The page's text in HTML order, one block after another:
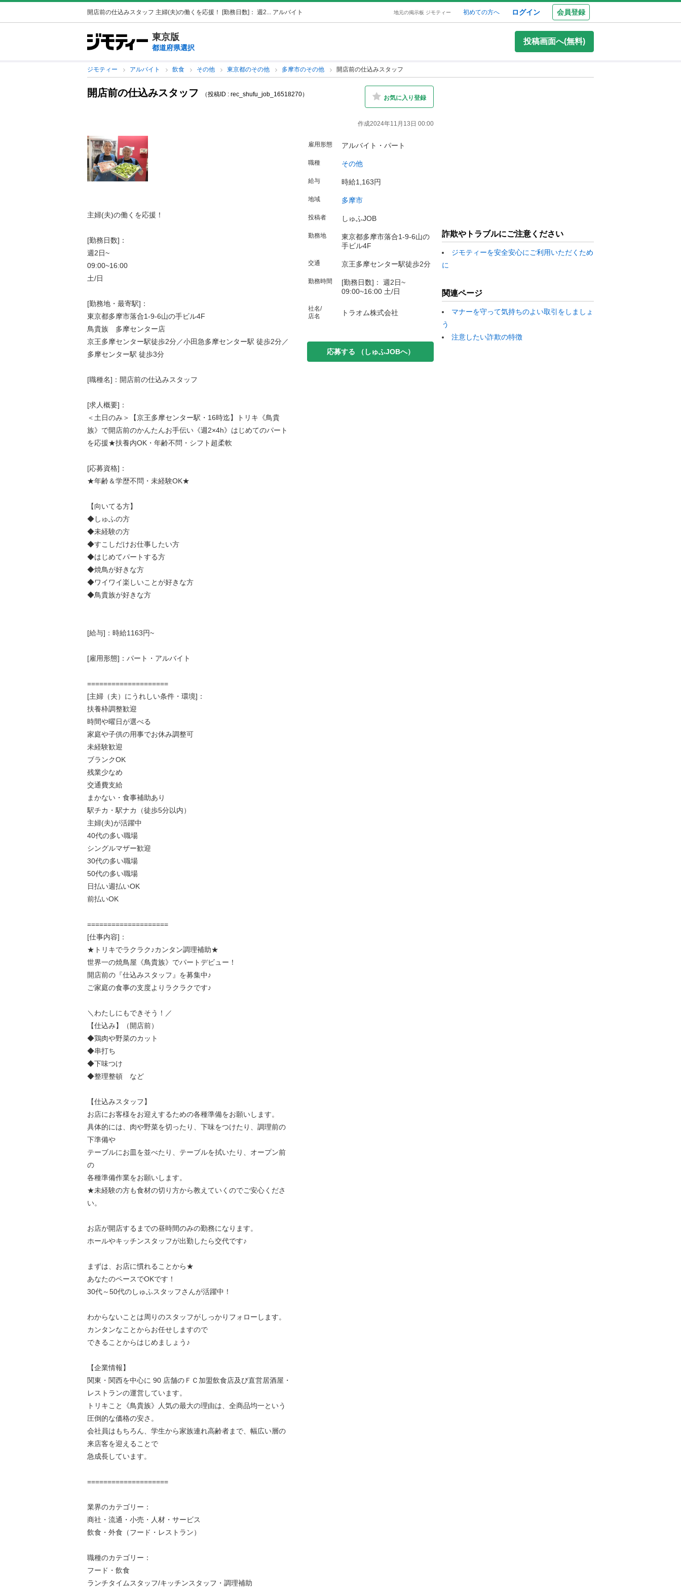
開店前の仕込みスタッフ 主婦(夫)の働くを応援！ [勤務日数]： 週2... アルバイト 地元の掲示板 ジモティー 初めての方へ ログイン 会員登録
東京版
都道府県選択
投稿画面へ(無料)
ジモティー アルバイト 飲食 その他 東京都のその他 多摩市のその他 開店前の仕込みスタッフ
開店前の仕込みスタッフ （投稿ID : rec_shufu_job_16518270） お気に入り登録
作成2024年11月13日 00:00
主婦(夫)の働くを応援！
[勤務日数]：
週2日~
09:00~16:00
土/日
[勤務地・最寄駅]：
東京都多摩市落合1-9-6山の手ビル4F
鳥貴族 多摩センター店
京王多摩センター駅徒歩2分／小田急多摩センター駅 徒歩2分／
多摩センター駅 徒歩3分
[職種名]：開店前の仕込みスタッフ
[求人概要]：
＜土日のみ＞【京王多摩センター駅・16時迄】トリキ《鳥貴
族》で開店前のかんたんお手伝い《週2×4h》はじめてのパート
を応援★扶養内OK・年齢不問・シフト超柔軟
[応募資格]：
★年齢＆学歴不問・未経験OK★
【向いてる方】
◆しゅふの方
◆未経験の方
◆すこしだけお仕事したい方
◆はじめてパートする方
◆焼鳥が好きな方
◆ワイワイ楽しいことが好きな方
◆鳥貴族が好きな方
[給与]：時給1163円~
[雇用形態]：パート・アルバイト
====================
[主婦（夫）にうれしい条件・環境]：
扶養枠調整歓迎
時間や曜日が選べる
家庭や子供の用事でお休み調整可
未経験歓迎
ブランクOK
残業少なめ
交通費支給
まかない・食事補助あり
駅チカ・駅ナカ（徒歩5分以内）
主婦(夫)が活躍中
40代の多い職場
シングルマザー歓迎
30代の多い職場
50代の多い職場
日払い週払いOK
前払いOK
====================
[仕事内容]：
★トリキでラクラク♪カンタン調理補助★
世界一の焼鳥屋《鳥貴族》でパートデビュー！
開店前の『仕込みスタッフ』を募集中♪
ご家庭の食事の支度よりラクラクです♪
＼わたしにもできそう！／
【仕込み】（開店前）
◆鶏肉や野菜のカット
◆串打ち
◆下味つけ
◆整理整頓 など
【仕込みスタッフ】
お店にお客様をお迎えするための各種準備をお願いします。
具体的には、肉や野菜を切ったり、下味をつけたり、調理前の
下準備や
テーブルにお皿を並べたり、テーブルを拭いたり、オープン前
の
各種準備作業をお願いします。
★未経験の方も食材の切り方から教えていくのでご安心くださ
い。
お店が開店するまでの昼時間のみの勤務になります。
ホールやキッチンスタッフが出勤したら交代です♪
まずは、お店に慣れることから★
あなたのペースでOKです！
30代～50代のしゅふスタッフさんが活躍中！
わからないことは周りのスタッフがしっかりフォローします。
カンタンなことからお任せしますので
できることからはじめましょう♪
【企業情報】
関東・関西を中心に 90 店舗のＦＣ加盟飲食店及び直営居酒屋・
レストランの運営しています。
トリキこと《鳥貴族》人気の最大の理由は、全商品均一という
圧倒的な価格の安さ。
会社員はもちろん、学生から家族連れ高齢者まで、幅広い層の
来店客を迎えることで
急成長しています。
====================
業界のカテゴリー：
商社・流通・小売・人材・サービス
飲食・外食（フード・レストラン）
職種のカテゴリー：
フード・飲食
ランチタイムスタッフ/キッチンスタッフ・調理補助
雇用形態 アルバイト・パート
職種 その他
給与 時給1,163円
地域 多摩市
投稿者 しゅふJOB
勤務地
東京都多摩市落合1-9-6山の
手ビル4F
交通 京王多摩センター駅徒歩2分
勤務時間
[勤務日数]： 週2日~
09:00~16:00 土/日
社名/
店名
トラオム株式会社
応募する （しゅふJOBへ）
詐欺やトラブルにご注意ください
ジモティーを安全安心にご利用いただくため
に
関連ページ
マナーを守って気持ちのよい取引をしましょ
う
注意したい詐欺の特徴